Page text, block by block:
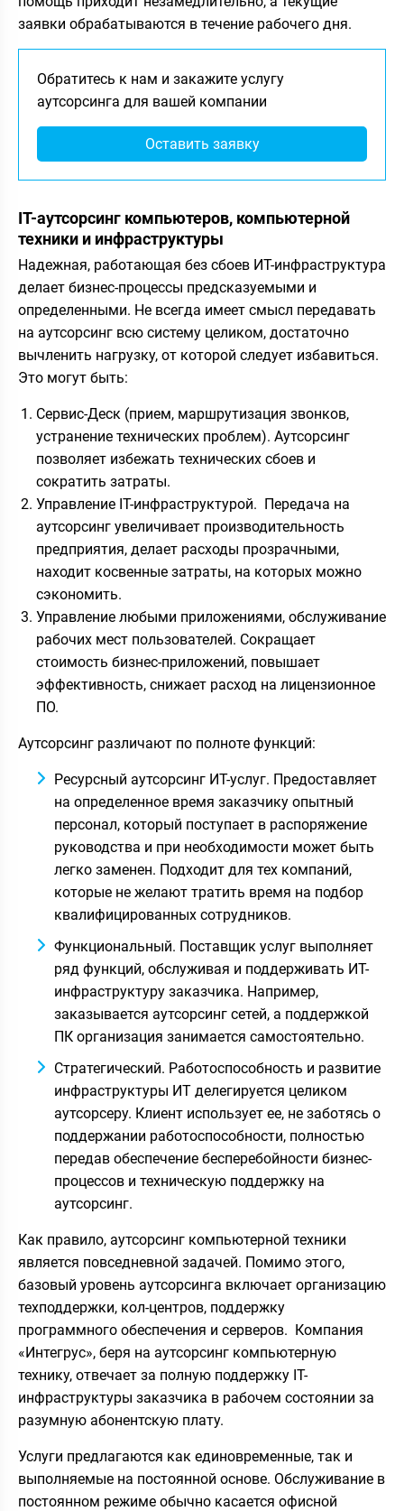
заявки обрабатываются в течение рабочего дня.
Обратитесь к нам и закажите услугу
аутсорсинга для вашей компании
Оставить заявку
IT-аутсорсинг компьютеров, компьютерной
техники и инфраструктуры
Надежная, работающая без сбоев ИТ-инфраструктура
делает бизнес-процессы предсказуемыми и
определенными. Не всегда имеет смысл передавать
на аутсорсинг всю систему целиком, достаточно
вычленить нагрузку, от которой следует избавиться.
Это могут быть:
Сервис-Деск (прием, маршрутизация звонков,
устранение технических проблем). Аутсорсинг
позволяет избежать технических сбоев и
сократить затраты.
Управление IT-инфраструктурой. Передача на
аутсорсинг увеличивает производительность
предприятия, делает расходы прозрачными,
находит косвенные затраты, на которых можно
сэкономить.
Управление любыми приложениями, обслуживание
рабочих мест пользователей. Сокращает
стоимость бизнес-приложений, повышает
эффективность, снижает расход на лицензионное
ПО.
Аутсорсинг различают по полноте функций:
Ресурсный аутсорсинг ИТ-услуг. Предоставляет
на определенное время заказчику опытный
персонал, который поступает в распоряжение
руководства и при необходимости может быть
легко заменен. Подходит для тех компаний,
которые не желают тратить время на подбор
квалифицированных сотрудников.
Функциональный. Поставщик услуг выполняет
ряд функций, обслуживая и поддерживать ИТ-
инфраструктуру заказчика. Например,
заказывается аутсорсинг сетей, а поддержкой
ПК организация занимается самостоятельно.
Стратегический. Работоспособность и развитие
инфраструктуры ИТ делегируется целиком
аутсорсеру. Клиент использует ее, не заботясь о
поддержании работоспособности, полностью
передав обеспечение бесперебойности бизнес-
процессов и техническую поддержку на
аутсорсинг.
Как правило, аутсорсинг компьютерной техники
является повседневной задачей. Помимо этого,
базовый уровень аутсорсинга включает организацию
техподдержки, кол-центров, поддержку
программного обеспечения и серверов. Компания
«Интегрус», беря на аутсорсинг компьютерную
технику, отвечает за полную поддержку IT-
инфраструктуры заказчика в рабочем состоянии за
разумную абонентскую плату.
Услуги предлагаются как единовременные, так и
выполняемые на постоянной основе. Обслуживание в
постоянном режиме обычно касается офисной